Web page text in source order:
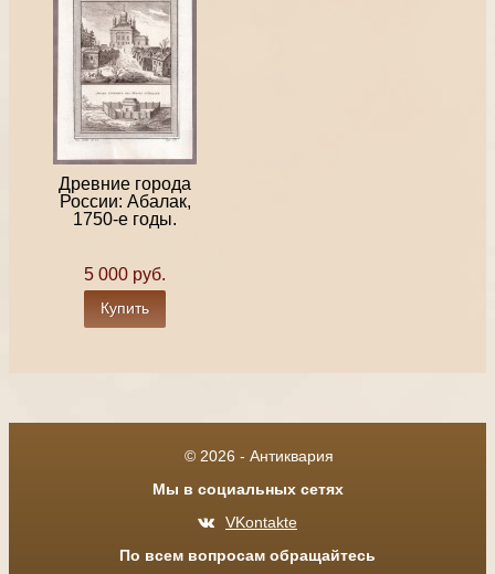
Древние города
России: Абалак,
1750-е годы.
5 000 руб.
Купить
© 2026 - Антиквария
Мы в социальных сетях
VKontakte
По всем вопросам обращайтесь